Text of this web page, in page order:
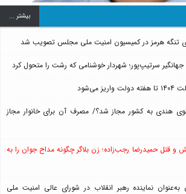
بيشتر ...
تنگه هرمز در کمیسیون امنیت ملی مجلس تصویب شد
هندی به کشور مجاز شد؟/ مصرف آن برای خانوار مجاز
و قتل حمیدرضا رجب‌زاده؛ زن بلاگر چگونه مداح جوان را به
نماینده رهبر انقلاب در شورای عالی امنیت ملی